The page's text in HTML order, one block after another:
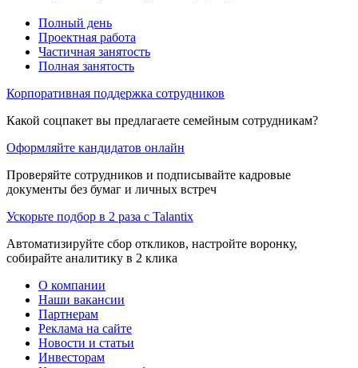
Полный день
Проектная работа
Частичная занятость
Полная занятость
Корпоративная поддержка сотрудников
Какой соцпакет вы предлагаете семейным сотрудникам?
Оформляйте кандидатов онлайн
Проверяйте сотрудников и подписывайте кадровые
документы без бумаг и личных встреч
Ускорьте подбор в 2 раза с Talantix
Автоматизируйте сбор откликов, настройте воронку,
собирайте аналитику в 2 клика
О компании
Наши вакансии
Партнерам
Реклама на сайте
Новости и статьи
Инвесторам